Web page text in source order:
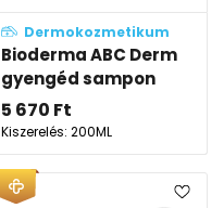
Dermokozmetikum
Bioderma ABC Derm
gyengéd sampon
5 670 Ft
Kiszerelés: 200ML